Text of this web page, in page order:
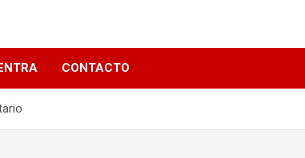
CONTACTO